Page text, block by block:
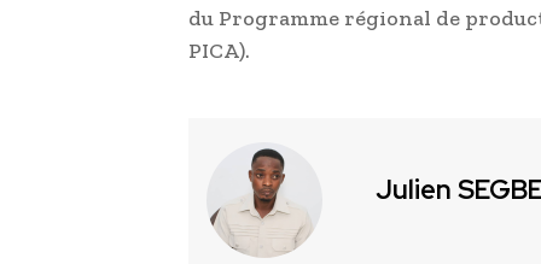
du Programme régional de
PICA).
Julien